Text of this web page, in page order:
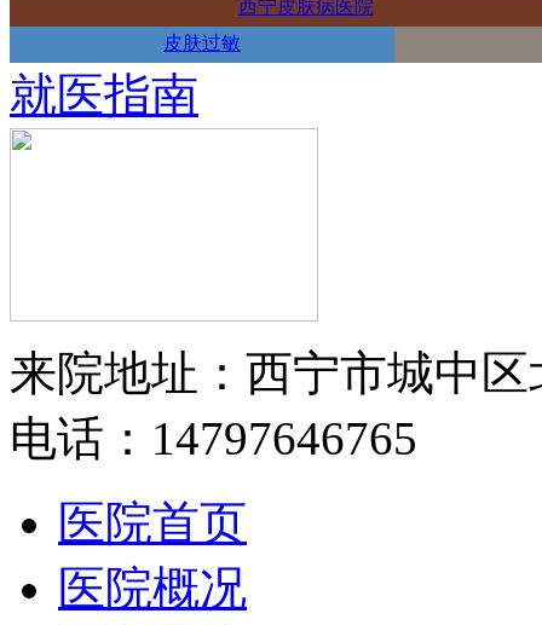
西宁皮肤病医院
皮肤过敏
就医指南
来院地址：西宁市城中区
电话：14797646765
医院首页
医院概况